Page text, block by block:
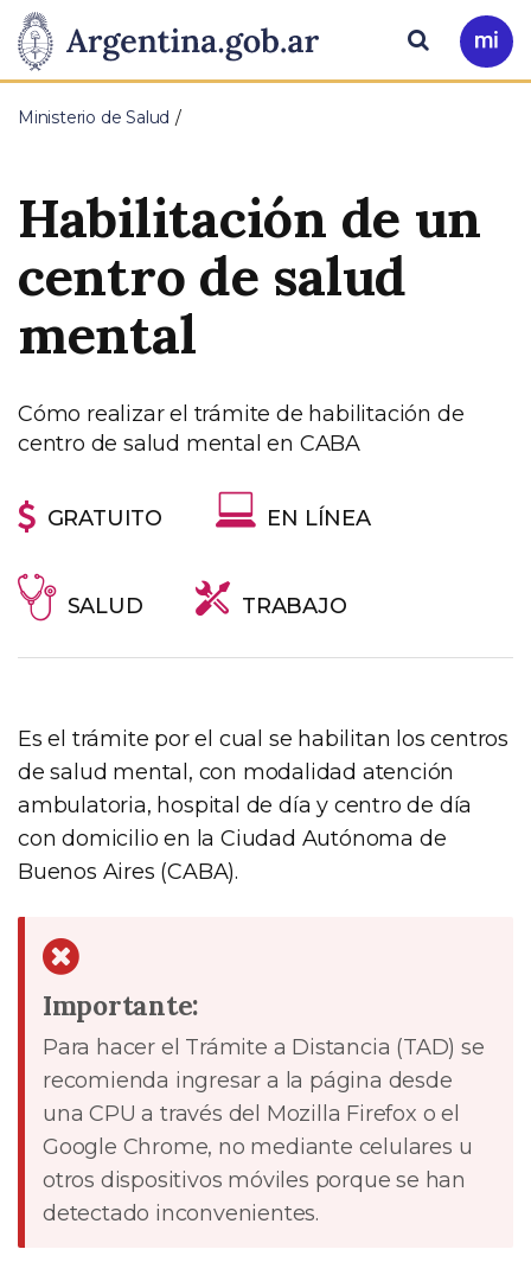
Presidencia
de
Nación
Pasar al contenido principal
Ir
a
Buscar
Ministerio de Salud
Habilitación de un
centro de salud
mental
Cómo realizar el trámite de habilitación de
centro de salud mental en CABA
GRATUITO EN LÍNEA
SALUD TRABAJO
Es el trámite por el cual se habilitan los centros
de salud mental, con modalidad atención
ambulatoria, hospital de día y centro de día
con domicilio en la Ciudad Autónoma de
Buenos Aires (CABA).
Importante:
Para hacer el Trámite a Distancia (TAD) se
recomienda ingresar a la página desde
una CPU a través del Mozilla Firefox o el
Google Chrome, no mediante celulares u
otros dispositivos móviles porque se han
detectado inconvenientes.